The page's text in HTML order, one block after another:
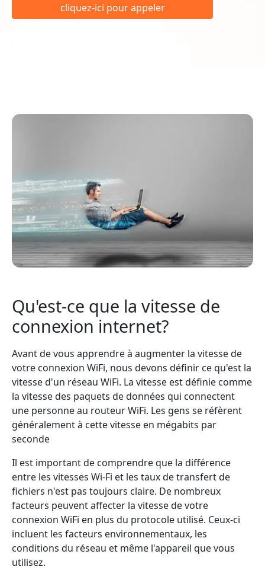
cliquez-ici pour appeler
Qu'est-ce que la vitesse de
connexion internet?
Avant de vous apprendre à augmenter la vitesse de
votre connexion WiFi, nous devons définir ce qu'est la
vitesse d'un réseau WiFi. La vitesse est définie comme
la vitesse des paquets de données qui connectent
une personne au routeur WiFi. Les gens se réfèrent
généralement à cette vitesse en mégabits par
seconde
Il est important de comprendre que la différence
entre les vitesses Wi-Fi et les taux de transfert de
fichiers n'est pas toujours claire. De nombreux
facteurs peuvent affecter la vitesse de votre
connexion WiFi en plus du protocole utilisé. Ceux-ci
incluent les facteurs environnementaux, les
conditions du réseau et même l'appareil que vous
utilisez.